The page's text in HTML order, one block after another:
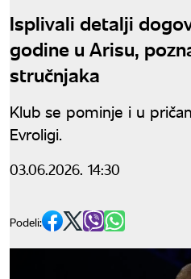
Isplivali detalji
godine u Arisu,
stručnjaka
Klub se pominje i u
Evroligi.
03.06.2026. 14:30
Podeli: